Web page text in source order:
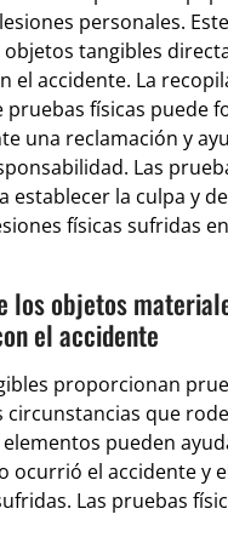
personales.
tangibles
el accidente. La
pruebas físicas puede
una reclamación y
Las
establecer la culpa y
físicas sufridas
los objetos
el accidente
proporcionan
circunstancias que
pueden
ocurrió el accidente y
Las pruebas